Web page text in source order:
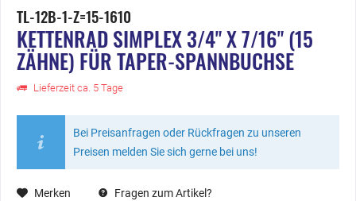
TL-12B-1-Z=15-1610
KETTENRAD SIMPLEX 3/4" X 7/16" (15
ZÄHNE) FÜR TAPER-SPANNBUCHSE
Lieferzeit ca. 5 Tage
Bei Preisanfragen oder Rückfragen zu unseren
Preisen melden Sie sich gerne bei uns!
Merken Fragen zum Artikel?